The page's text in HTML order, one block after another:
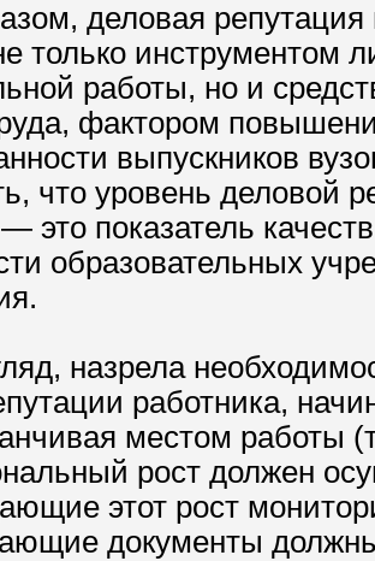
деловая
только инструментом
работы, но и
фактором
выпускников
что уровень деловой
это показатель
образовательных
назрела
работника,
местом работы
рост должен
этот рост
документы